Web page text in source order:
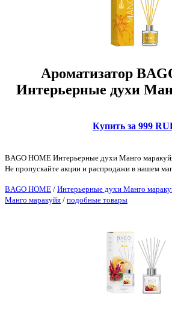
Ароматизатор
Интерьерные духи
Купить за 999
BAGO HOME Интерьерные духи Манго
Не пропускайте акции и распродажи в нашем
BAGO HOME / Интерьерные духи Манго
Манго маракуйя / подобные товары